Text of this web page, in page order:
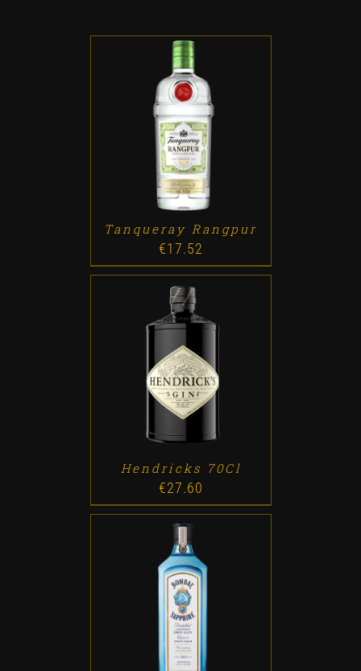
ADD TO CART / DETALLES
Tanqueray Rangpur
€17.52
ADD TO CART / DETALLES
Hendricks 70Cl
€27.60
ADD TO CART / DETALLES